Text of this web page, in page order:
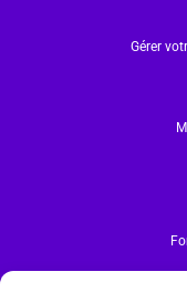
Gérer